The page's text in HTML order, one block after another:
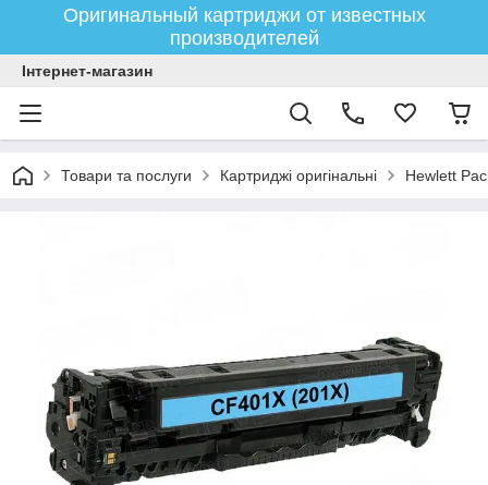
Оригинальный картриджи от известных
производителей
Інтернет-магазин
Товари та послуги Картриджі оригінальні Hewlett